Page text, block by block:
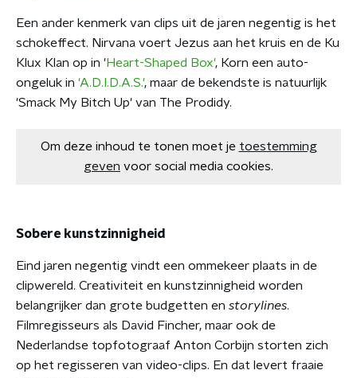
Een ander kenmerk van clips uit de jaren negentig is het
schokeffect. Nirvana voert Jezus aan het kruis en de Ku
Klux Klan op in 'Heart-Shaped Box', Korn een auto-
ongeluk in 'A.D.I.D.A.S.', maar de bekendste is natuurlijk
'Smack My Bitch Up' van The Prodidy.
Om deze inhoud te tonen moet je toestemming
geven voor social media cookies.
Sobere kunstzinnigheid
Eind jaren negentig vindt een ommekeer plaats in de
clipwereld. Creativiteit en kunstzinnigheid worden
belangrijker dan grote budgetten en storylines.
Filmregisseurs als David Fincher, maar ook de
Nederlandse topfotograaf Anton Corbijn storten zich
op het regisseren van video-clips. En dat levert fraaie